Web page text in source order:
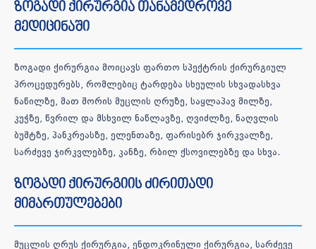
ზოგადი ქირურგია თანამედროვე
მედიცინაში
ზოგადი ქირურგია მოიცავს ფართო სპექტრის ქირურგიულ
პროცედურებს, რომლებიც ტარდება სხეულის სხვადასხვა
ნაწილზე, მათ შორის მუცლის ღრუზე, საყლაპავ მილზე,
კუჭზე, წვრილ და მსხვილ ნაწლავზე, ღვიძლზე, ნაღვლის
ბუშტზე, პანკრეასზე, ელენთაზე, ფარისებრ ჯირკვალზე,
სარძევე ჯირკვლებზე, კანზე, რბილ ქსოვილებზე და სხვა.
ზოგადი ქირურგიის ძირითადი
მიმართულებები
მუცლის ღრუს ქირურგია, ენდოკრინული ქირურგია, სარძევე